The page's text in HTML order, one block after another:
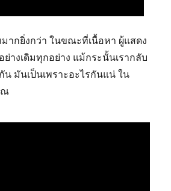
ากยิ่งกว่า ในขณะที่เนื้อหา ผู้แสดง
างเดิมทุกอย่าง แม้กระนั้นเรากลับ
มันเป็นเพราะอะไรกันแน่ ใน
ณ